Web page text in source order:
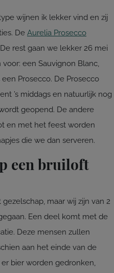
wijnen ik lekker vind en zij
De Aurelia Prosecco
rest gaan we lekker 26 mei
een Sauvignon Blanc,
een Prosecco. De Prosecco
’s middags en natuurlijk nog
geopend. De andere
en met het feest worden
die we dan serveren.
een bruiloft
maar wij zijn van 2
Een deel komt met de
Deze mensen zullen
aan het einde van de
bier worden gedronken,